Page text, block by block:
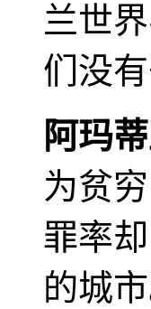
兰世
们没
阿玛
为贫
罪率
的城市